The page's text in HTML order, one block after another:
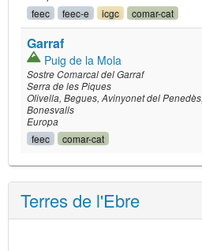
feec feec-e icgc comar-cat
Garraf
Puig de la Mola
Sostre Comarcal del Garraf
Serra de les Piques
Olivella Begues Avinyonet del Penedès
Bonesvalls
Europa
feec comar-cat
Terres de l'Ebre